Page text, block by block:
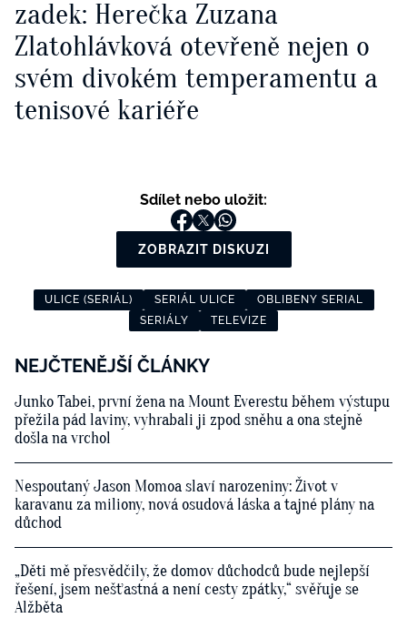
zadek: Herečka Zuzana
Zlatohlávková otevřeně nejen o
svém divokém temperamentu a
tenisové kariéře
Sdílet nebo uložit:
ZOBRAZIT DISKUZI
ULICE (SERIÁL) SERIÁL ULICE
OBLIBENY SERIAL
SERIÁLY
TELEVIZE
NEJČTENĚJŠÍ ČLÁNKY
Junko Tabei, první žena na Mount Everestu během výstupu
přežila pád laviny, vyhrabali ji zpod sněhu a ona stejně
došla na vrchol
Nespoutaný Jason Momoa slaví narozeniny: Život v
karavanu za miliony, nová osudová láska a tajné plány na
důchod
„Děti mě přesvědčily, že domov důchodců bude nejlepší
řešení, jsem nešťastná a není cesty zpátky,“ svěřuje se
Alžběta